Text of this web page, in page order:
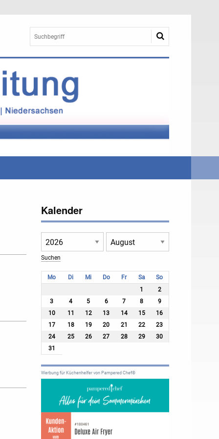
Kalender
Mo Di Mi Do Fr Sa
So
1
2
3
4 5 6 7 8
9
10
11 12 13 14 15
16
17
18 19 20 21 22
23
24
25 26 27 28 29
30
31
Werbung für Küchenhelfer von Pampered Chef®